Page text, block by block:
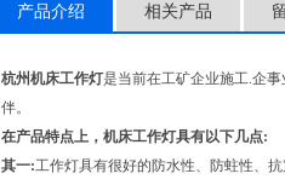
产品介绍 相关产品
杭州机床工作灯是当前在工矿企业施工.企
伴。
在产品特点上，机床工作灯具有以下几点:
其一:工作灯具有很好的防水性、防蛀性、